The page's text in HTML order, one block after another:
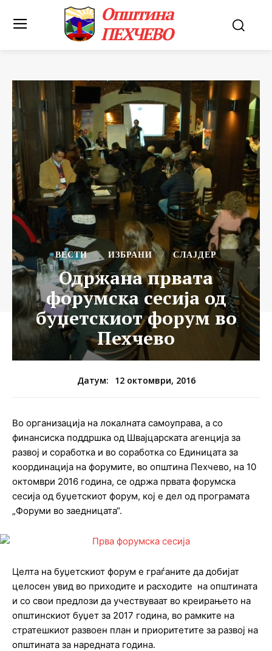
Општина
ПЕХЧЕВО
ВЕСТИ ИЗБРАНИ СЛАЈДЕР
Одржана првата
форумска сесија од
буџетскиот форум во
Пехчево
Датум: 12 октомври, 2016
Во организација на локалната самоуправа, а со
финансиска поддршка од Швајцарската агенција за
развој и соработка и во соработка со Единицата за
координација на форумите, во општина Пехчево, на 10
октомври 2016 година, се одржа првата форумска
сесија од буџетскиот форум, кој е дел од програмата
„Форуми во заедницата“.
Целта на буџетскиот форум е граѓаните да добијат
целосен увид во приходите и расходите на општината
и со свои предлози да учествуваат во креирањето на
општинскиот буџет за 2017 година, во рамките на
стратешкиот развоен план и приоритетите за развој на
општината за наредната година.